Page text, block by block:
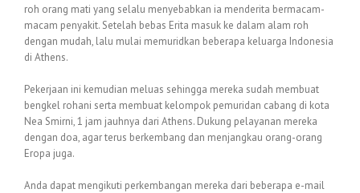
roh orang mati yang selalu menyebabkan ia menderita bermacam-
macam penyakit. Setelah bebas Erita masuk ke dalam alam roh
dengan mudah, lalu mulai memuridkan beberapa keluarga Indonesia
di Athens.
Pekerjaan ini kemudian meluas sehingga mereka sudah membuat
bengkel rohani serta membuat kelompok pemuridan cabang di kota
Nea Smirni, 1 jam jauhnya dari Athens. Dukung pelayanan mereka
dengan doa, agar terus berkembang dan menjangkau orang-orang
Eropa juga.
Anda dapat mengikuti perkembangan mereka dari beberapa e-mail